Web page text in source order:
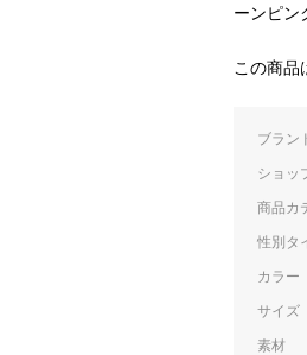
ーンピン
この商品
ブラン
ショッ
商品カ
性別タ
カラー
サイズ
素材